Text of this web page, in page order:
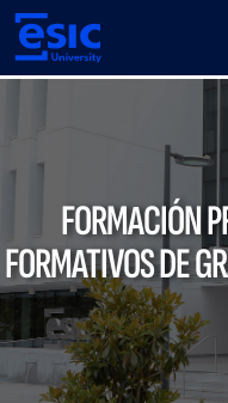
Pasar
contenido
principal
FORMACIÓN
FORMATIVOS DE